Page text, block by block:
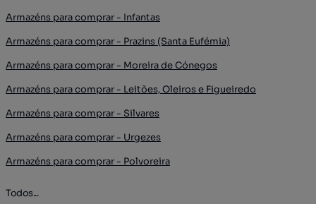
Armazéns para comprar - Infantas
Armazéns para comprar - Prazins (Santa Eufémia)
Armazéns para comprar - Moreira de Cónegos
Armazéns para comprar - Leitões, Oleiros e Figueiredo
Armazéns para comprar - Silvares
Armazéns para comprar - Urgezes
Armazéns para comprar - Polvoreira
Todos...